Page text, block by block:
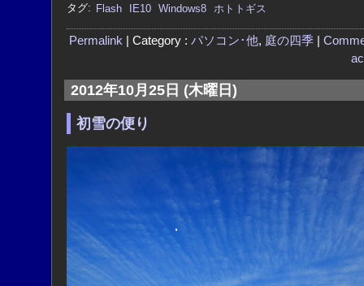
タグ: Flash IE10 Windows8 ホトトギス
Permalink | Category : パソコン･他, 庭の四季|
2012年10月25日 (木曜日)
初雪の便り